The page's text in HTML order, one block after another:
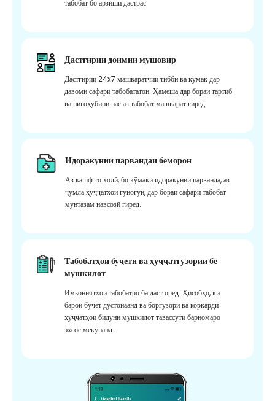
табобат бо арзиши дастрас.
Дастгирии доимии мушовир
Дастгирии 24x7 машваратчии тиббӣ ва кӯмак дар
давоми сафари табобататон. Ҳамеша дар бораи тартиб
ва нигоҳубини пас аз табобат машварат гиред.
Идоракунии парвандаи беморон
Аз кашф то холӣ, бо кӯмаки идоракунии парванда, аз
ҷумла ҳуҷҷатҳои гуногун, дар бораи сафари табобат
мунтазам навсозӣ гиред.
Табобатҳои буҷетӣ ва ҳуҷҷатгузории бе
мушкилот
Имкониятҳои табобатро ба даст оред. Ҳисобҳо, ки
барои буҷет дӯстонаанд ва боргузорӣ ва коркарди
ҳуҷҷатҳои бидуни мушкилот тавассути барномаро
эҳсос мекунанд.